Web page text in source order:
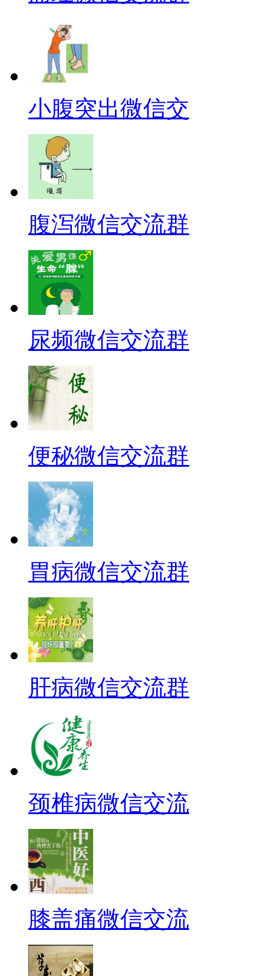
小腹突出微信交
腹泻微信交流群
尿频微信交流群
便秘微信交流群
胃病微信交流群
肝病微信交流群
颈椎病微信交流
膝盖痛微信交流